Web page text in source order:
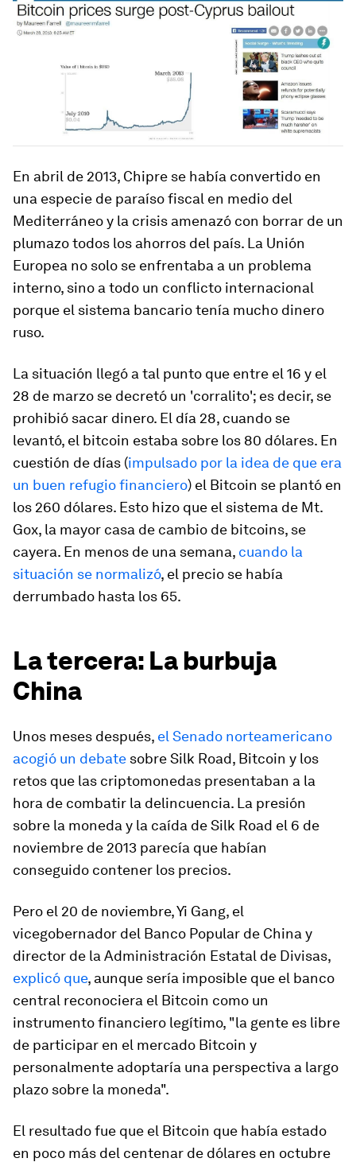
En abril de 2013, Chipre se había convertido en
una especie de paraíso fiscal en medio del
Mediterráneo y la crisis amenazó con borrar de un
plumazo todos los ahorros del país. La Unión
Europea no solo se enfrentaba a un problema
interno, sino a todo un conflicto internacional
porque el sistema bancario tenía mucho dinero
ruso.
La situación llegó a tal punto que entre el 16 y el
28 de marzo se decretó un 'corralito'; es decir, se
prohibió sacar dinero. El día 28, cuando se
levantó, el bitcoin estaba sobre los 80 dólares. En
cuestión de días (impulsado por la idea de que era
un buen refugio financiero) el Bitcoin se plantó en
los 260 dólares. Esto hizo que el sistema de Mt.
Gox, la mayor casa de cambio de bitcoins, se
cayera. En menos de una semana, cuando la
situación se normalizó, el precio se había
derrumbado hasta los 65.
La tercera: La burbuja
China
Unos meses después, el Senado norteamericano
acogió un debate sobre Silk Road, Bitcoin y los
retos que las criptomonedas presentaban a la
hora de combatir la delincuencia. La presión
sobre la moneda y la caída de Silk Road el 6 de
noviembre de 2013 parecía que habían
conseguido contener los precios.
Pero el 20 de noviembre, Yi Gang, el
vicegobernador del Banco Popular de China y
director de la Administración Estatal de Divisas,
explicó que, aunque sería imposible que el banco
central reconociera el Bitcoin como un
instrumento financiero legítimo, "la gente es libre
de participar en el mercado Bitcoin y
personalmente adoptaría una perspectiva a largo
plazo sobre la moneda".
El resultado fue que el Bitcoin que había estado
en poco más del centenar de dólares en octubre